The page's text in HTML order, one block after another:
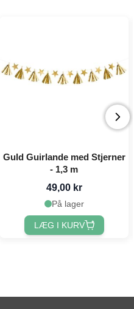
Guld Guirlande med Stjerner
- 1,3 m
49,00 kr
På lager
LÆG I KURV